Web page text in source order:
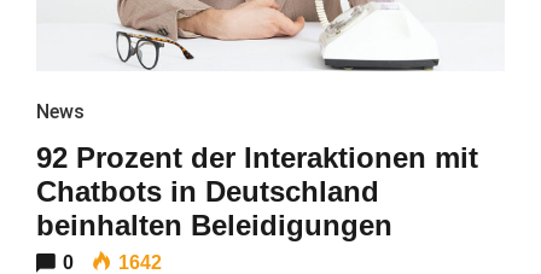
News
92 Prozent der Interaktionen mit
Chatbots in Deutschland
beinhalten Beleidigungen
0 1642